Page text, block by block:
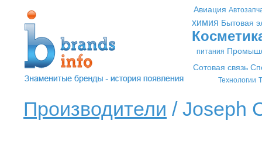
Авиация
химия Бытовая
питания
Сотовая связь
Технологии
Производители / Joseph